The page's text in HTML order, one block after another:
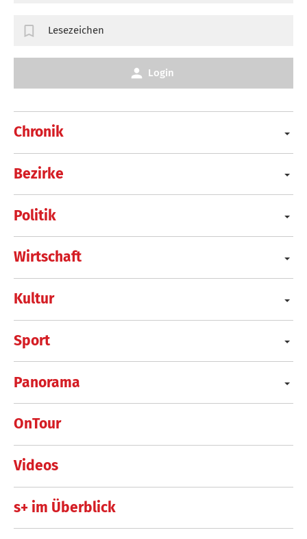
Chronik
Bezirke
Politik
Wirtschaft
Kultur
Sport
Panorama
OnTour
Videos
s+ im Überblick
Lesezeichen
Login